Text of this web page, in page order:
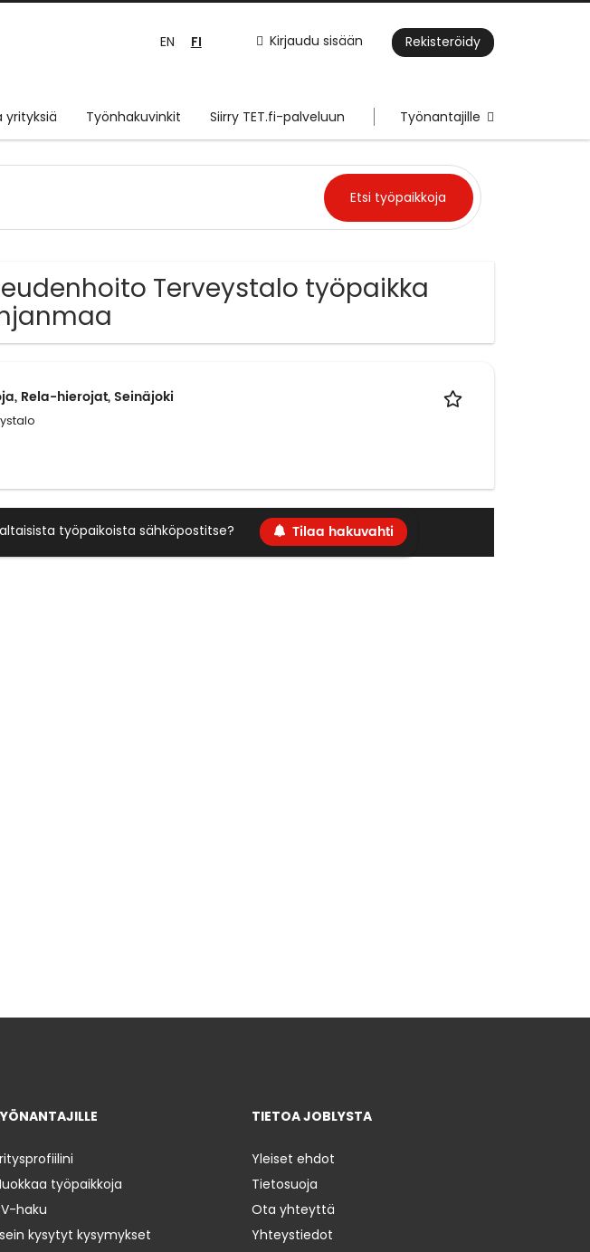
Kirjaudu sisään Rekisteröidy
EN FI
yrityksiä Työnhakuvinkit Siirry TET.fi-palveluun Työnantajille
Terveystalo työpaikka
Rela-hierojat, Seinäjoki
työpaikoista sähköpostitse? Tilaa hakuvahti
työpaikkoja
haku
kysytyt kysymykset
TIETOA JOBLYSTA
Yleiset ehdot
Tietosuoja
Ota yhteyttä
Yhteystiedot